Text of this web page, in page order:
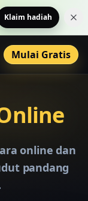
Klaim hadiah
Mulai Gratis
online dan
pandang